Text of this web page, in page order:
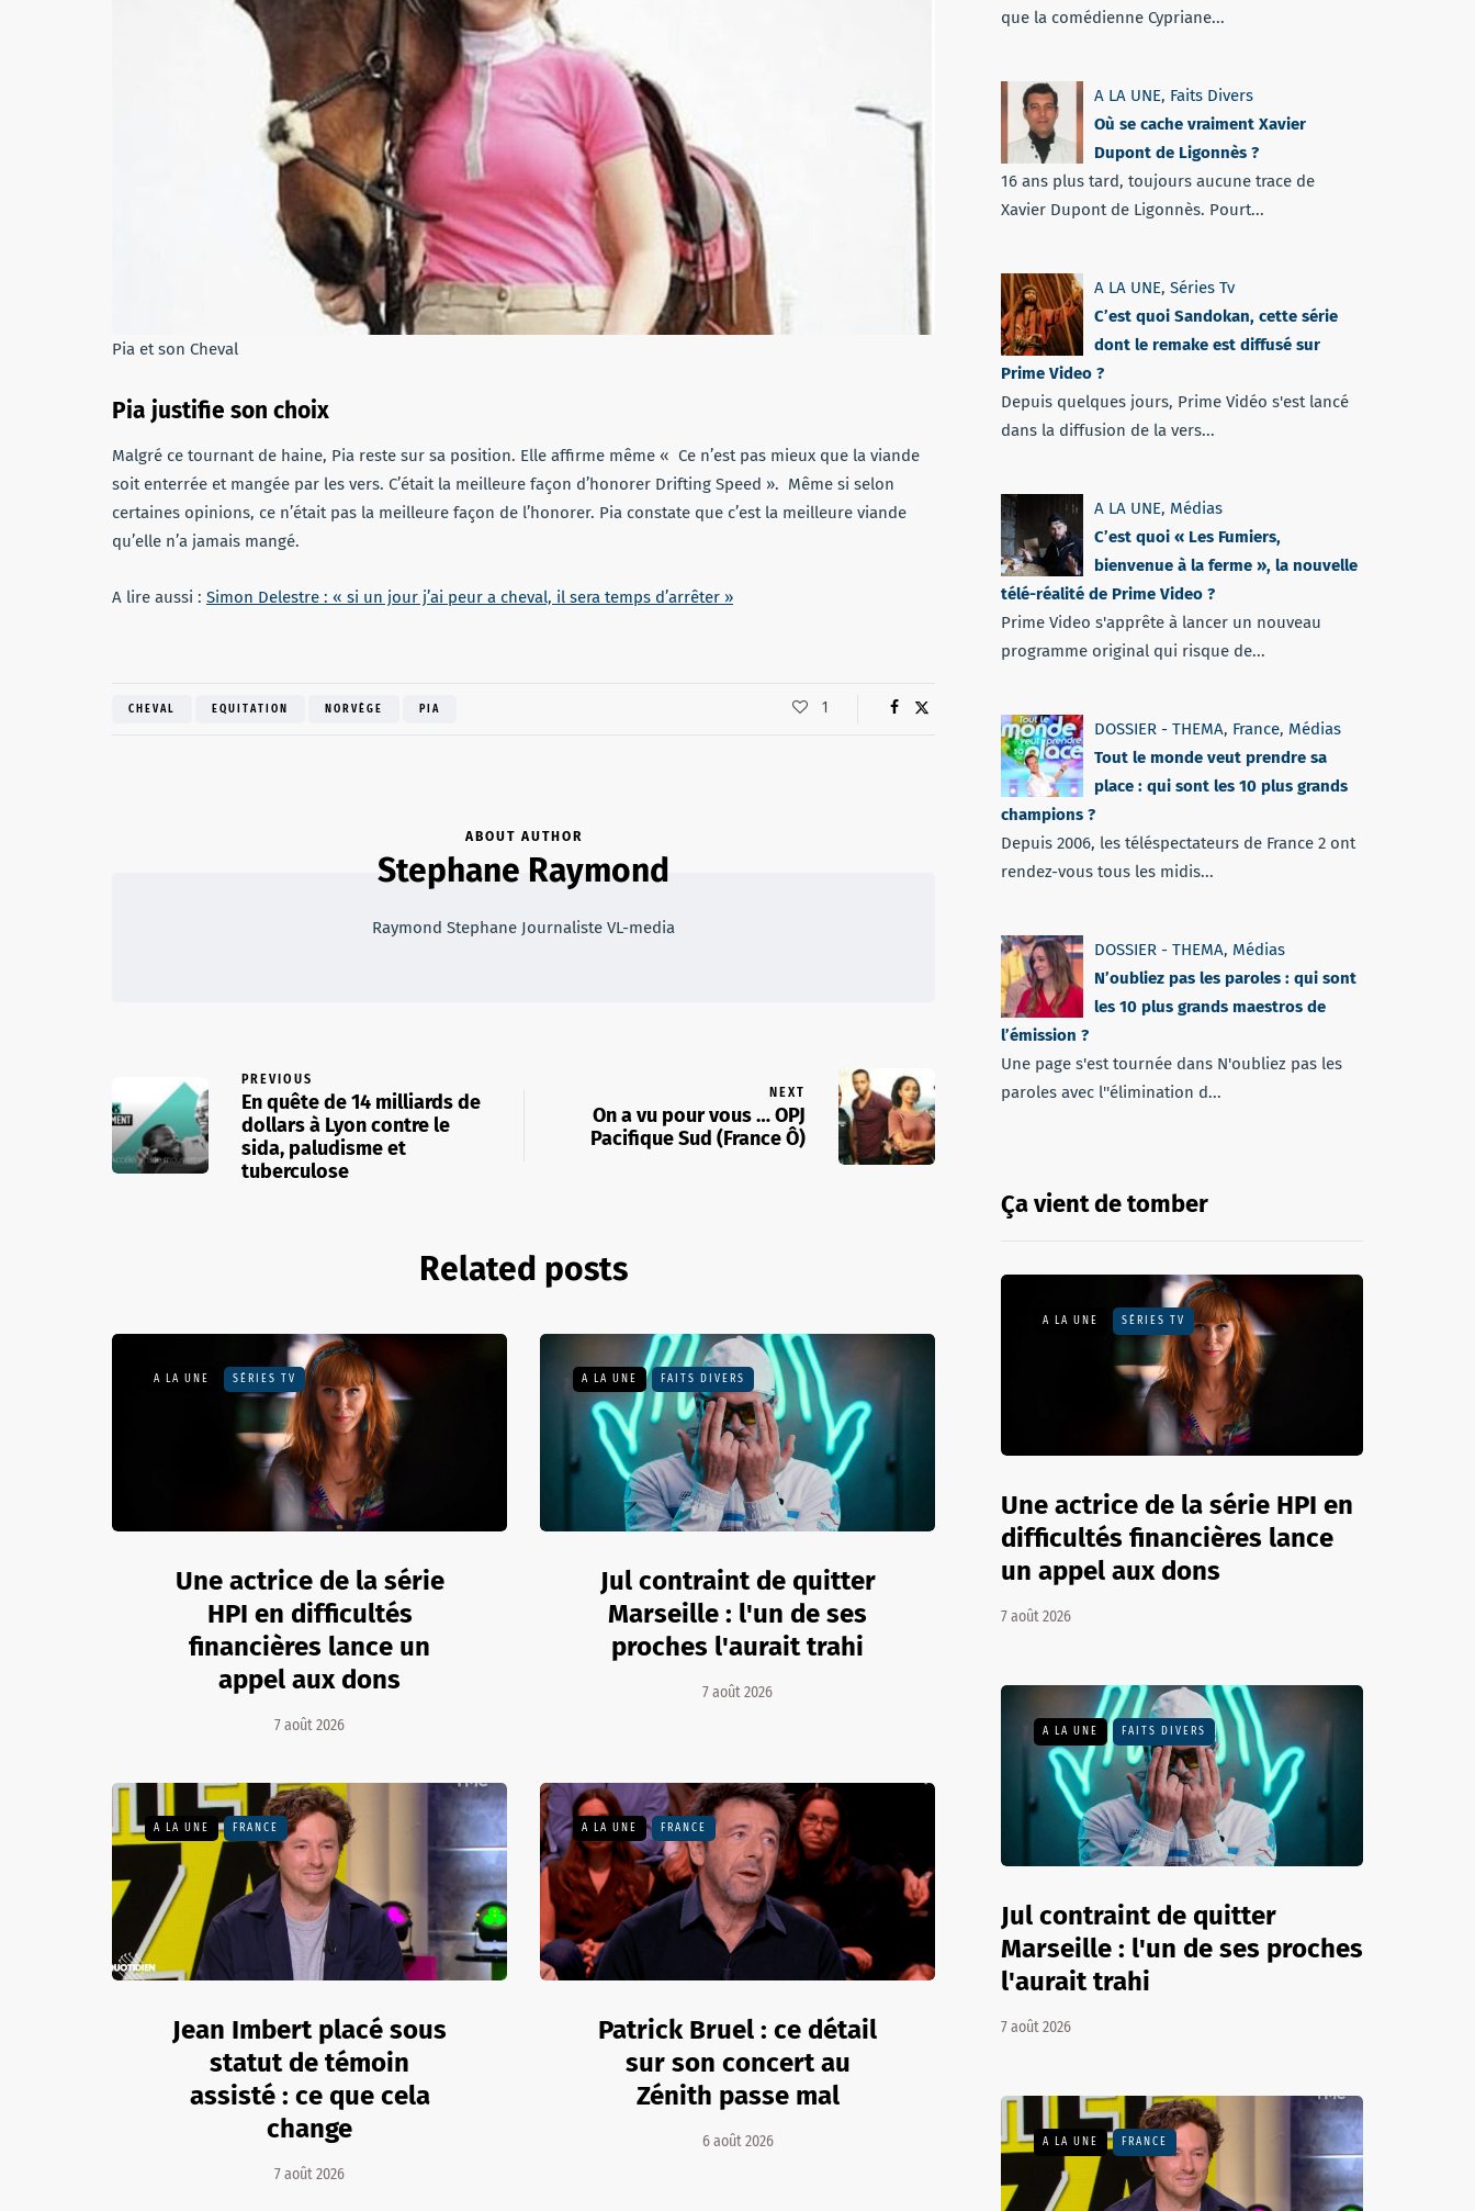
Pia et son Cheval
Pia justifie son choix
Malgré ce tournant de haine, Pia reste sur sa position. Elle affirme même « Ce n’est pas mieux que la viande
soit enterrée et mangée par les vers. C’était la meilleure façon d’honorer Drifting Speed ». Même si selon
certaines opinions, ce n’était pas la meilleure façon de l’honorer. Pia constate que c’est la meilleure viande
qu’elle n’a jamais mangé.
A lire aussi : Simon Delestre : « si un jour j’ai peur a cheval, il sera temps d’arrêter »
CHEVAL EQUITATION NORVÈGE PIA 1
ABOUT AUTHOR
Stephane Raymond
Raymond Stephane Journaliste VL-media
PREVIOUS
En quête de 14 milliards de
dollars à Lyon contre le
sida, paludisme et
tuberculose
NEXT
On a vu pour vous … OPJ
Pacifique Sud (France Ô)
Related posts
A LA UNE SÉRIES TV
Une actrice de la série
HPI en difficultés
financières lance un
appel aux dons
7 août 2026
A LA UNE FAITS DIVERS
Jul contraint de quitter
Marseille : l'un de ses
proches l'aurait trahi
7 août 2026
A LA UNE FRANCE
Jean Imbert placé sous
statut de témoin
assisté : ce que cela
change
7 août 2026
A LA UNE FRANCE
Patrick Bruel : ce détail
sur son concert au
Zénith passe mal
6 août 2026
que la comédienne Cypriane...
A LA UNE, Faits Divers
Où se cache vraiment Xavier
Dupont de Ligonnès ?
16 ans plus tard, toujours aucune trace de
Xavier Dupont de Ligonnès. Pourt...
A LA UNE, Séries Tv
C’est quoi Sandokan, cette série
dont le remake est diffusé sur
Prime Video ?
Depuis quelques jours, Prime Vidéo s'est lancé
dans la diffusion de la vers...
A LA UNE, Médias
C’est quoi « Les Fumiers,
bienvenue à la ferme », la nouvelle
télé-réalité de Prime Video ?
Prime Video s'apprête à lancer un nouveau
programme original qui risque de...
DOSSIER - THEMA, France, Médias
Tout le monde veut prendre sa
place : qui sont les 10 plus grands
champions ?
Depuis 2006, les téléspectateurs de France 2 ont
rendez-vous tous les midis...
DOSSIER - THEMA, Médias
N’oubliez pas les paroles : qui sont
les 10 plus grands maestros de
l’émission ?
Une page s'est tournée dans N'oubliez pas les
paroles avec l''élimination d...
Ça vient de tomber
A LA UNE SÉRIES TV
Une actrice de la série HPI en
difficultés financières lance
un appel aux dons
7 août 2026
A LA UNE FAITS DIVERS
Jul contraint de quitter
Marseille : l'un de ses proches
l'aurait trahi
7 août 2026
A LA UNE FRANCE